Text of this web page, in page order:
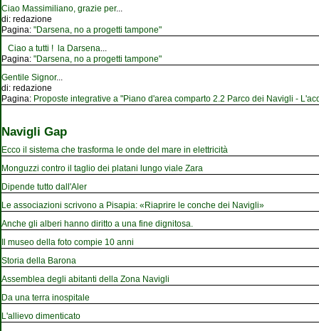
Ciao Massimiliano, grazie per...
di: redazione
Pagina: "Darsena, no a progetti tampone"
Ciao a tutti ! la Darsena...
Pagina: "Darsena, no a progetti tampone"
Gentile Signor...
di: redazione
Pagina: Proposte integrative a "Piano d'area comparto 2.2 Parco dei Navigli -
Navigli Gap
Ecco il sistema che trasforma le onde del mare in elettricità
Monguzzi contro il taglio dei platani lungo viale Zara
Dipende tutto dall'Aler
Le associazioni scrivono a Pisapia: «Riaprire le conche dei Navigli»
Anche gli alberi hanno diritto a una fine dignitosa.
Il museo della foto compie 10 anni
Storia della Barona
Assemblea degli abitanti della Zona Navigli
Da una terra inospitale
L'allievo dimenticato